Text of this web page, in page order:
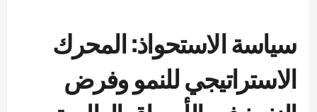
سياسة الاستحواذ: المحرك
الاستراتيجي للنمو وفرض